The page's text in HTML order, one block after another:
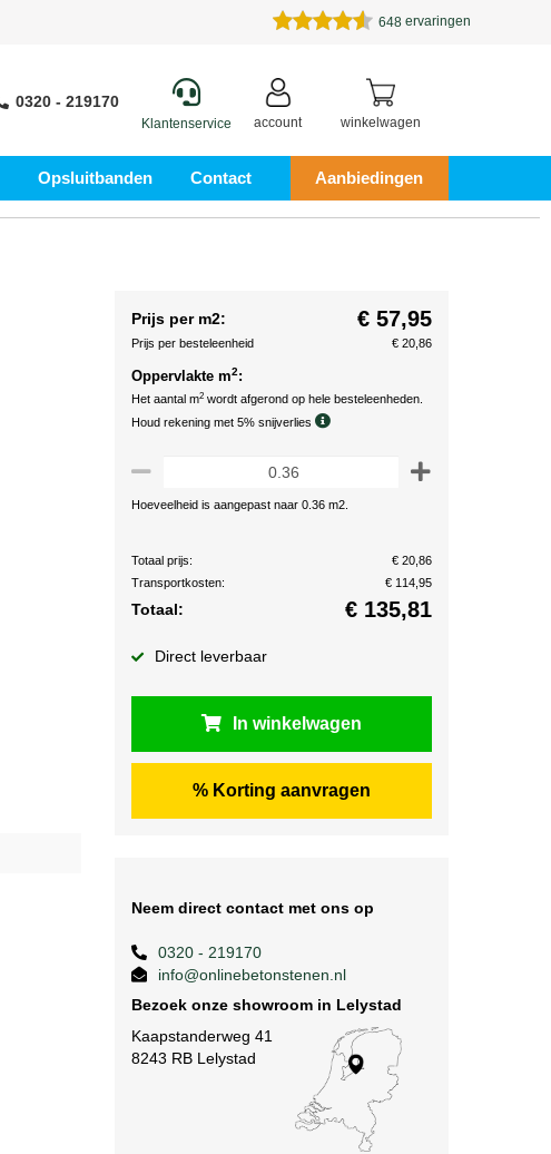
648 ervaringen
0320 - 219170
Klantenservice account winkelwagen
Opsluitbanden Contact Aanbiedingen
Prijs per m2: € 57,95
Prijs per besteleenheid € 20,86
Oppervlakte m2:
Het aantal m2 wordt afgerond op hele besteleenheden.
Houd rekening met 5% snijverlies
Hoeveelheid is aangepast naar 0.36 m2.
Totaal prijs:
€ 20,86
Transportkosten:
€ 114,95
Totaal: € 135,81
Direct leverbaar
In winkelwagen
% Korting aanvragen
Neem direct contact met ons op
0320 - 219170
info@onlinebetonstenen.nl
Bezoek onze showroom in Lelystad
Kaapstanderweg 41
8243 RB Lelystad